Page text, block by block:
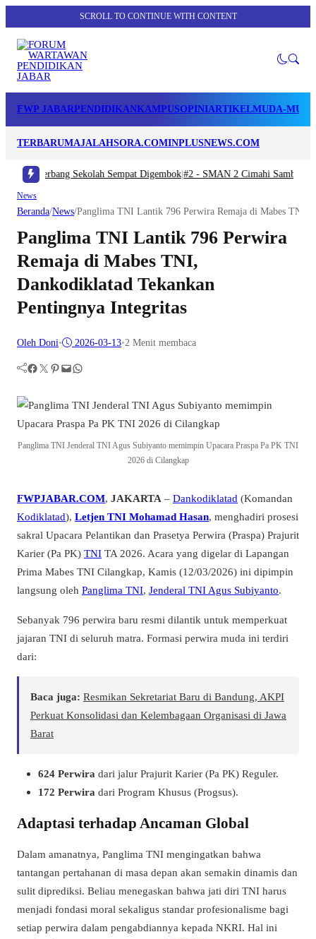
SCROLL TO CONTINUE WITH CONTENT
FWP JABARPENDIDIKANKAMPUSOPINIARTIKELMUDA-MUDI
TERBARUMAJALAHSORA.COMINPLUSNEWS.COM
Sekolah Sempat Digembok|#2 -SMAN 2 Cimahi Sambut Tahun Ajaran
News
Beranda/News/Panglima TNI Lantik 796 Perwira Remaja di Mabes TNI,
Panglima TNI Lantik 796 Perwira
Remaja di Mabes TNI,
Dankodiklatad Tekankan
Pentingnya Integritas
Oleh Doni• 2026-03-13•2 Menit membaca
Facebook Twitter Pinterest Mail WhatsApp
Panglima TNI Jenderal TNI Agus Subiyanto memimpin Upacara Praspa Pa PK TNI
2026 di Cilangkap
FWPJABAR.COM, JAKARTA – Dankodiklatad (Komandan
Kodiklatad), Letjen TNI Mohamad Hasan, menghadiri prosesi
sakral Upacara Pelantikan dan Prasetya Perwira (Praspa) Prajurit
Karier (Pa PK) TNI TA 2026. Acara yang digelar di Lapangan
Prima Mabes TNI Cilangkap, Kamis (12/03/2026) ini dipimpin
langsung oleh Panglima TNI, Jenderal TNI Agus Subiyanto.
Sebanyak 796 perwira baru resmi dilantik untuk memperkuat
jajaran TNI di seluruh matra. Formasi perwira muda ini terdiri
dari:
Baca juga: Resmikan Sekretariat Baru di Bandung, AKPI
Perkuat Konsolidasi dan Kelembagaan Organisasi di Jawa
Barat
624 Perwira dari jalur Prajurit Karier (Pa PK) Reguler.
172 Perwira dari Program Khusus (Progsus).
Adaptasi terhadap Ancaman Global
Dalam amanatnya, Panglima TNI mengingatkan bahwa
tantangan pertahanan di masa depan akan semakin dinamis dan
sulit diprediksi. Beliau menegaskan bahwa jati diri TNI harus
menjadi fondasi moral sekaligus standar profesionalisme bagi
setiap perwira dalam pengabdiannya kepada NKRI. Hal ini